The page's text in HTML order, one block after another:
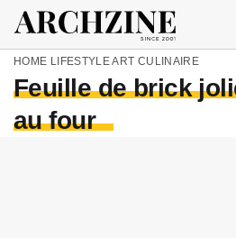
HOME LIFESTYLEART CULINAIRE
Feuille de brick
au four